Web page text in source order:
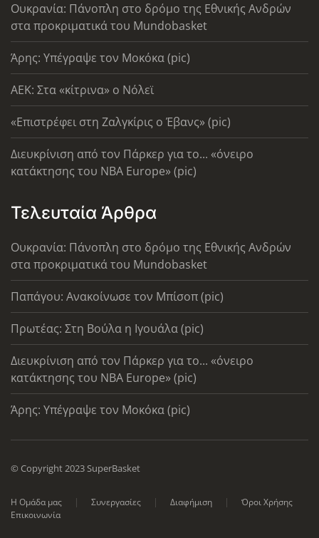
Ουκρανία: Πάνοπλη στο δρόμο της Εθνικής Ανδρών
στα προκριματικά του Mundobasket
Άρης: Υπέγραψε τον Μοκόκα (pic)
AEK: Στα «κίτρινα» ο Νόλεϊ
«Επιστρέφει στη Ζαλγκίρις ο Έβανς» (pic)
Διευκρίνιση από τον Πάρκερ για το... «όνειρο
κατάκτησης του ΝΒΑ Europe» (pic)
Τελευταία Άρθρα
Ουκρανία: Πάνοπλη στο δρόμο της Εθνικής Ανδρών
στα προκριματικά του Mundobasket
Παπάγου: Ανακοίνωσε τον Μπίσοπ (pic)
Πρωτέας: Στη Βούλα η Ιγουάλα (pic)
Διευκρίνιση από τον Πάρκερ για το... «όνειρο
κατάκτησης του ΝΒΑ Europe» (pic)
Άρης: Υπέγραψε τον Μοκόκα (pic)
© Copyright 2023 SuperBasket
Η Ομάδα μας Συνεργασίες Διαφήμιση
Όροι Χρήσης
Επικοινωνία